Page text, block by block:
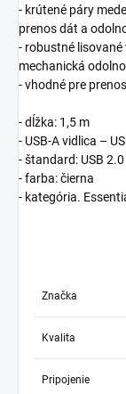
- krútené páry
prenos dát a
- robustné
mechanická
- vhodné pre
- dĺžka: 1,5 m
- USB-A vidlica –
- štandard: USB
- farba: čierna
- kategória.
Značka
Kvalita
Pripojenie